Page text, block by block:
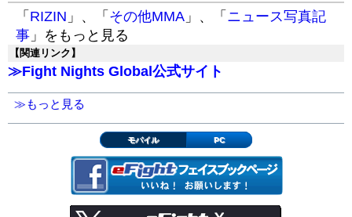
「 RIZIN 」、「 その他MMA 」、「 ニュース写真記
事 」をもっと見る
【関連リンク】
≫Fight Nights Global公式サイト
≫もっと見る
モバイル PC